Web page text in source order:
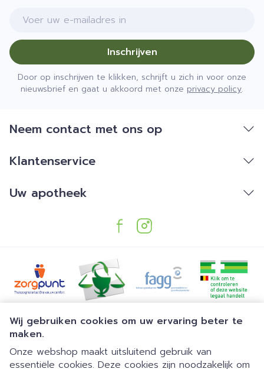
Wij gebruiken cookies om uw ervaring beter te
maken.
Onze webshop maakt uitsluitend gebruik van
essentiële cookies. Deze cookies zijn noodzakelijk om
E-mail adres
Inschrijven
Door op inschrijven te klikken, schrijft u zich in voor onze
nieuwsbrief en gaat u akkoord met onze privacy policy.
Neem contact met ons op
Klantenservice
Uw apotheek
Juridische links